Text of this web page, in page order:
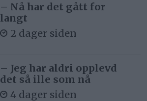
– Nå har det gått for
langt
2 dager siden
– Jeg har aldri opplevd
det så ille som nå
4 dager siden